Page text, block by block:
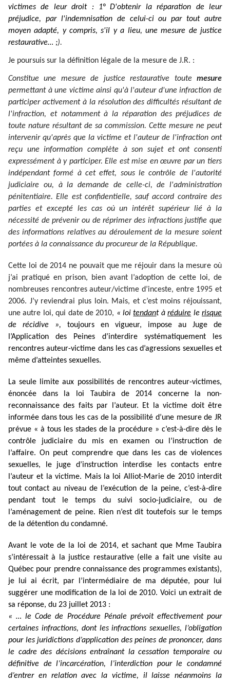
victimes de leur droit : 1° D'obtenir la réparation de leur
préjudice, par l'indemnisation de celui-ci ou par tout autre
moyen adapté, y compris, s'il y a lieu, une mesure de justice
restaurative… ;).
Je poursuis sur la définition légale de la mesure de J.R. :
Constitue une mesure de justice restaurative toute mesure
permettant à une victime ainsi qu'à l'auteur d'une infraction de
participer activement à la résolution des difficultés résultant de
l'infraction, et notamment à la réparation des préjudices de
toute nature résultant de sa commission. Cette mesure ne peut
intervenir qu'après que la victime et l'auteur de l'infraction ont
reçu une information complète à son sujet et ont consenti
expressément à y participer. Elle est mise en œuvre par un tiers
indépendant formé à cet effet, sous le contrôle de l'autorité
judiciaire ou, à la demande de celle-ci, de l'administration
pénitentiaire. Elle est confidentielle, sauf accord contraire des
parties et excepté les cas où un intérêt supérieur lié à la
nécessité de prévenir ou de réprimer des infractions justifie que
des informations relatives au déroulement de la mesure soient
portées à la connaissance du procureur de la République.
Cette loi de 2014 ne pouvait que me réjouir dans la mesure où
j’ai pratiqué en prison, bien avant l’adoption de cette loi, de
nombreuses rencontres auteur/victime d’inceste, entre 1995 et
2006. J’y reviendrai plus loin. Mais, et c’est moins réjouissant,
une autre loi, qui date de 2010, « loitendant àréduire lerisque
de récidive », toujours en vigueur, impose au Juge de
l’Application des Peines d’interdire systématiquement les
rencontres auteur-victime dans les cas d’agressions sexuelles et
même d’atteintes sexuelles.
La seule limite aux possibilités de rencontres auteur-victimes,
énoncée dans la loi Taubira de 2014 concerne la non-
reconnaissance des faits par l’auteur. Et la victime doit être
informée dans tous les cas de la possibilité d’une mesure de JR
prévue « à tous les stades de la procédure » c’est-à-dire dès le
contrôle judiciaire du mis en examen ou l’instruction de
l’affaire. On peut comprendre que dans les cas de violences
sexuelles, le juge d’instruction interdise les contacts entre
l’auteur et la victime. Mais la loi Alliot-Marie de 2010 interdit
tout contact au niveau de l’exécution de la peine, c’est-à-dire
pendant tout le temps du suivi socio-judiciaire, ou de
l’aménagement de peine. Rien n’est dit toutefois sur le temps
de la détention du condamné.
Avant le vote de la loi de 2014, et sachant que Mme Taubira
s’intéressait à la justice restaurative (elle a fait une visite au
Québec pour prendre connaissance des programmes existants),
je lui ai écrit, par l’intermédiaire de ma députée, pour lui
suggérer une modification de la loi de 2010. Voici un extrait de
sa réponse, du 23 juillet 2013 :
« … le Code de Procédure Pénale prévoit effectivement pour
certaines infractions, dont les infractions sexuelles, l’obligation
pour les juridictions d’application des peines de prononcer, dans
le cadre des décisions entraînant la cessation temporaire ou
définitive de l’incarcération, l’interdiction pour le condamné
d’entrer en relation avec la victime, il laisse néanmoins la